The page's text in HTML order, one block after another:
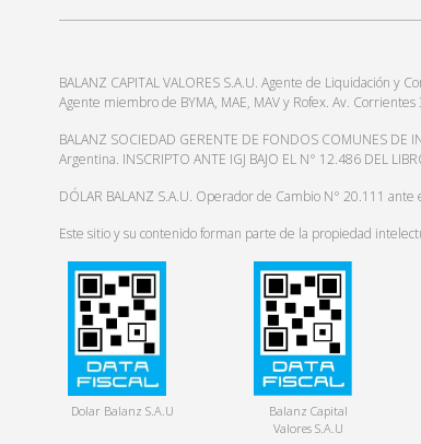
BALANZ CAPITAL VALORES S.A.U. Agente de Liquidación
Agente miembro de BYMA, MAE, MAV y Rofex. Av.
BALANZ SOCIEDAD GERENTE DE FONDOS COMUNES
Argentina. INSCRIPTO ANTE IGJ BAJO EL N° 12.486 DEL
DÓLAR BALANZ S.A.U. Operador de Cambio N° 20.111 ante
Este sitio y su contenido forman parte de la propiedad
Dolar Balanz S.A.U
Balanz Capital
Valores S.A.U